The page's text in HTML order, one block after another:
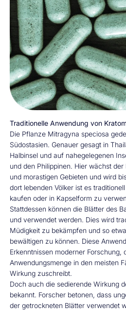
Traditionelle Anwendung von
Die Pflanze Mitragyna speciosa
Südostasien. Genauer gesagt in
Halbinsel und auf nahegelegenen
und den Philippinen. Hier wächst
und morastigen Gebieten und wird
dort lebenden Völker ist es
kaufen oder in Kapselform zu
Stattdessen können die Blätter des
und verwendet werden. Dies wird
Müdigkeit zu bekämpfen und so
bewältigen zu können. Diese
Erkenntnissen moderner Forschung,
Anwendungsmenge in den meisten
Wirkung zuschreibt.
Doch auch die sedierende Wirkung
bekannt. Forscher betonen, dass
der getrockneten Blätter verwendet